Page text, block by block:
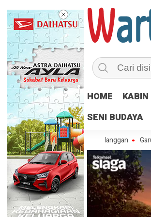
HOME KABIN
SENI BUDAYA
dan Layanan Pelanggan Garuda